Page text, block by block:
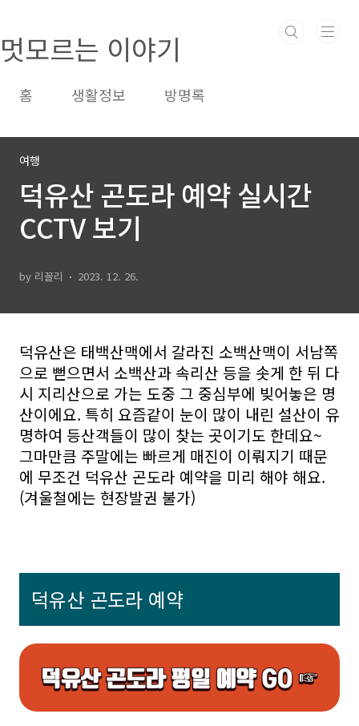
멋모르는 이야기
홈 생활정보 방명록
여행
덕유산 곤도라 예약 실시간
CCTV 보기
by 리꼴리 2023. 12. 26.
덕유산은 태백산맥에서 갈라진 소백산맥이 서남쪽
으로 뻗으면서 소백산과 속리산 등을 솟게 한 뒤 다
시 지리산으로 가는 도중 그 중심부에 빚어놓은 명
산이에요. 특히 요즘같이 눈이 많이 내린 설산이 유
명하여 등산객들이 많이 찾는 곳이기도 한데요~
그마만큼 주말에는 빠르게 매진이 이뤄지기 때문
에 무조건 덕유산 곤도라 예약을 미리 해야 해요.
(겨울철에는 현장발권 불가)
덕유산 곤도라 예약